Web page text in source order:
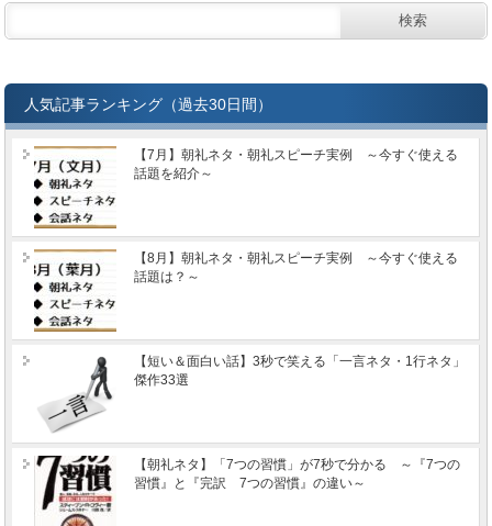
人気記事ランキング（過去30日間）
【7月】朝礼ネタ・朝礼スピーチ実例 ～今すぐ使える
話題を紹介～
【8月】朝礼ネタ・朝礼スピーチ実例 ～今すぐ使える
話題は？～
【短い＆面白い話】3秒で笑える「一言ネタ・1行ネタ」
傑作33選
【朝礼ネタ】「7つの習慣」が7秒で分かる ～『7つの
習慣』と『完訳 7つの習慣』の違い～